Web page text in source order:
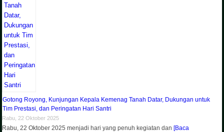
Gotong Royong, Kunjungan Kepala Kemenag Tanah Datar, Dukungan untuk
Tim Prestasi, dan Peringatan Hari Santri
Rabu, 22 Oktober 2025
Rabu, 22 Oktober 2025 menjadi hari yang penuh kegiatan dan[Baca